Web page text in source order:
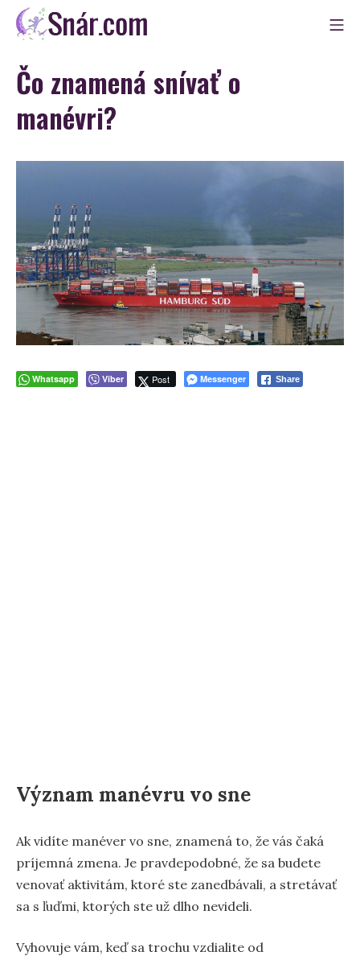
Skip
Snár
Čo znamená snívať o
manévri?
Whatsapp Viber Post Messenger Share
Význam manévru vo sne
Ak vidíte manéver vo sne, znamená to, že vás čaká
príjemná zmena. Je pravdepodobné, že sa budete
venovať aktivitám, ktoré ste zanedbávali, a stretávať
sa s ľuďmi, ktorých ste už dlho nevideli.
Vyhovuje vám, keď sa trochu vzdialite od